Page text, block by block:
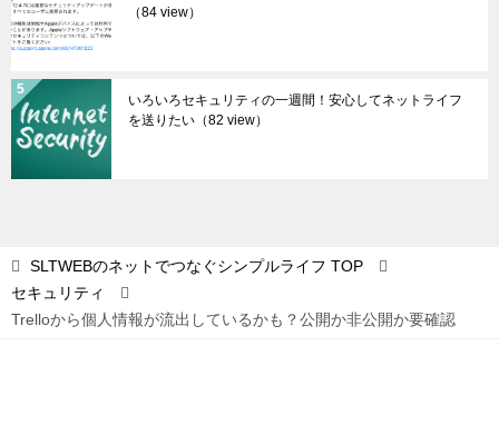
（84 view）
いろいろセキュリティの一週間！安心してネットライフ
を送りたい （82 view）
SLTWEBのネットでつなぐシンプルライフ TOP
セキュリティ
Trelloから個人情報が流出しているかも？公開か非公開か要確認